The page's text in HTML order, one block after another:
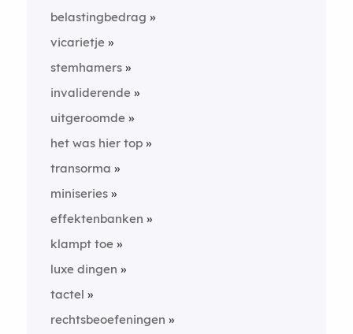
belastingbedrag
vicarietje
stemhamers
invaliderende
uitgeroomde
het was hier top
transorma
miniseries
effektenbanken
klampt toe
luxe dingen
tactel
rechtsbeoefeningen